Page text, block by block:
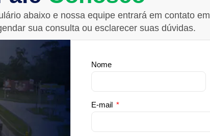
abaixo e nossa equipe entrará em contato em
sua consulta ou esclarecer suas dúvidas.
Nome
E-mail